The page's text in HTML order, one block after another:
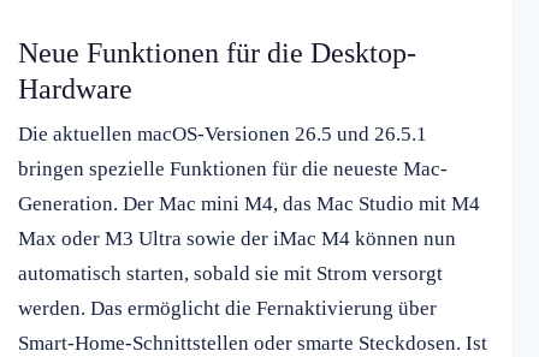
Neue Funktionen für die Desktop-
Hardware
Die aktuellen macOS-Versionen 26.5 und 26.5.1
bringen spezielle Funktionen für die neueste Mac-
Generation. Der Mac mini M4, das Mac Studio mit M4
Max oder M3 Ultra sowie der iMac M4 können nun
automatisch starten, sobald sie mit Strom versorgt
werden. Das ermöglicht die Fernaktivierung über
Smart-Home-Schnittstellen oder smarte Steckdosen. Ist